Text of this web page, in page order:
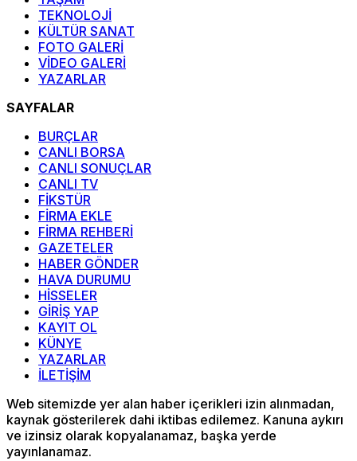
TEKNOLOJİ
KÜLTÜR SANAT
FOTO GALERİ
VİDEO GALERİ
YAZARLAR
SAYFALAR
BURÇLAR
CANLI BORSA
CANLI SONUÇLAR
CANLI TV
FİKSTÜR
FİRMA EKLE
FİRMA REHBERİ
GAZETELER
HABER GÖNDER
HAVA DURUMU
HİSSELER
GİRİŞ YAP
KAYIT OL
KÜNYE
YAZARLAR
İLETİŞİM
Web sitemizde yer alan haber içerikleri izin alınmadan,
kaynak gösterilerek dahi iktibas edilemez. Kanuna aykırı
ve izinsiz olarak kopyalanamaz, başka yerde
yayınlanamaz.